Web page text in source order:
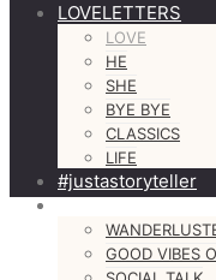
LOVELETTERS
LOVE
HE
SHE
BYE BYE
CLASSICS
LIFE
#justastoryteller
MORE
GOOD VIBES